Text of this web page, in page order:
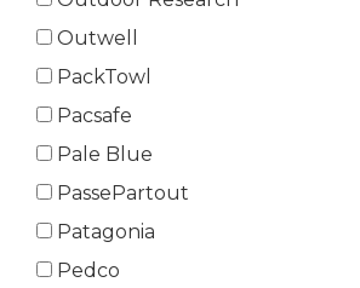
Outwell
PackTowl
Pacsafe
Pale Blue
PassePartout
Patagonia
Pedco